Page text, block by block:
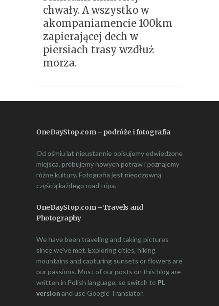
chwały. A wszystko w
akompaniamencie 100km
zapierającej dech w
piersiach trasy wzdłuż
morza.
OneDayStop.com – podróże i fotografia
Od ośmiu lat nieustannie opisujemy odwiedzone
miejsca, próbujemy nowych potraw i poznajemy
różne kultury. Fotografia jest nieodzowną
częścią każdego road tripa.
OneDayStop.com – Travels and
Photography
We have been traveling and taking pictures
since we’ve met. Exploring cities, hiking
mountains and capturing sunsets or flowers are
our passions. Most of our posts on this blog are
written in Polish language, so switch to PL
version and use Google Translator.